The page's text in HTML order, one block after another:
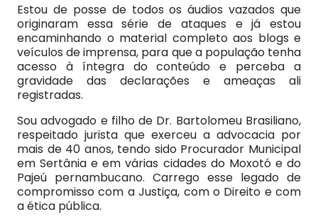
Estou de posse de todos os áudios vazados que
originaram essa série de ataques e já estou
encaminhando o material completo aos blogs e
veículos de imprensa, para que a população tenha
acesso à íntegra do conteúdo e perceba a
gravidade das declarações e ameaças ali
registradas.
Sou advogado e filho de Dr. Bartolomeu Brasiliano,
respeitado jurista que exerceu a advocacia por
mais de 40 anos, tendo sido Procurador Municipal
em Sertânia e em várias cidades do Moxotó e do
Pajeú pernambucano. Carrego esse legado de
compromisso com a Justiça, com o Direito e com
a ética pública.